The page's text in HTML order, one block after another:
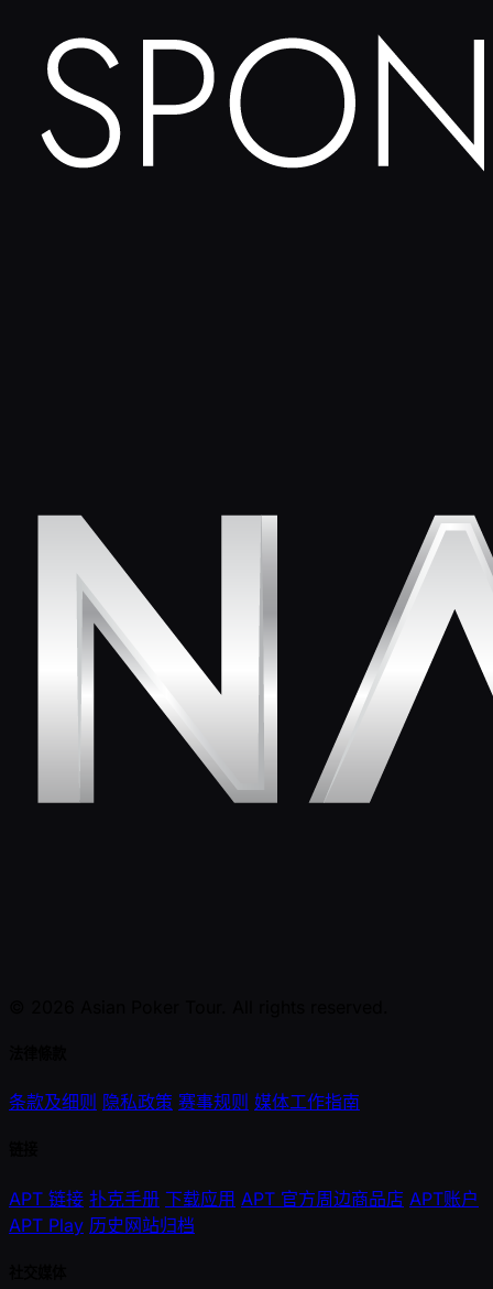
条款及细则 隐私政策 赛事规则 媒体工作指南
APT 链接 扑克手册 下载应用 APT 官方周边商品店 APT账户
APT Play 历史网站归档